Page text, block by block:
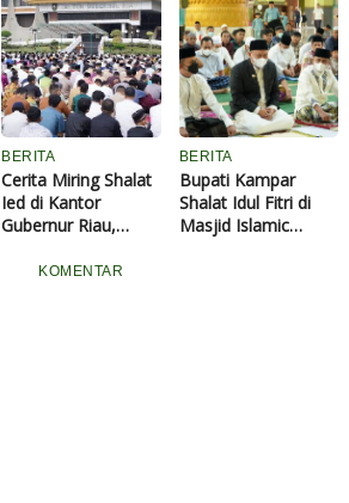
Ini Aturannya
BERITA
Cerita Miring Shalat
Ied di Kantor
Gubernur Riau,
Imam Rusak hingga
BERITA
Bupati Kampar
Shalat Idul Fitri di
Masjid Islamic
KOMENTAR